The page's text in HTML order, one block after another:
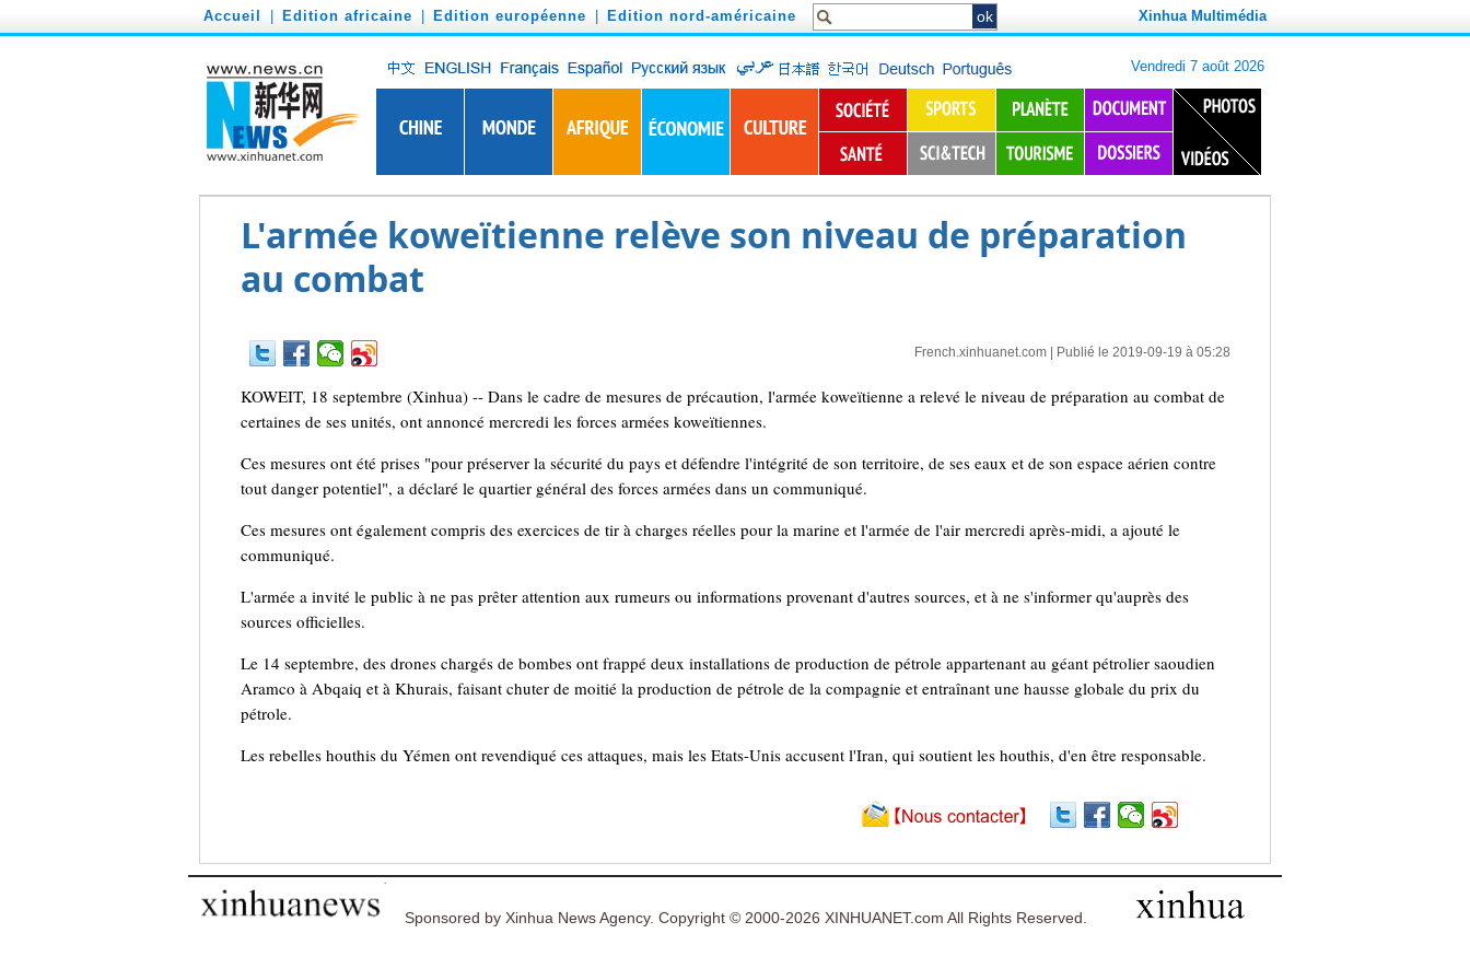
Accueil Edition africaine Edition européenne Edition nord-américaine Xinhua Multimédia
L'armée koweïtienne relève son niveau de préparation
au combat
French.xinhuanet.com| Publié le 2019-09-19 à 05:28
KOWEIT, 18 septembre (Xinhua) -- Dans le cadre de mesures de précaution, l'armée koweïtienne a relevé le niveau de préparation au combat de
certaines de ses unités, ont annoncé mercredi les forces armées koweïtiennes.
Ces mesures ont été prises "pour préserver la sécurité du pays et défendre l'intégrité de son territoire, de ses eaux et de son espace aérien contre
tout danger potentiel", a déclaré le quartier général des forces armées dans un communiqué.
Ces mesures ont également compris des exercices de tir à charges réelles pour la marine et l'armée de l'air mercredi après-midi, a ajouté le
communiqué.
L'armée a invité le public à ne pas prêter attention aux rumeurs ou informations provenant d'autres sources, et à ne s'informer qu'auprès des
sources officielles.
Le 14 septembre, des drones chargés de bombes ont frappé deux installations de production de pétrole appartenant au géant pétrolier saoudien
Aramco à Abqaiq et à Khurais, faisant chuter de moitié la production de pétrole de la compagnie et entraînant une hausse globale du prix du
pétrole.
Les rebelles houthis du Yémen ont revendiqué ces attaques, mais les Etats-Unis accusent l'Iran, qui soutient les houthis, d'en être responsable.
Sponsored by Xinhua News Agency. Copyright © 2000-2026 XINHUANET.com All Rights Reserved.